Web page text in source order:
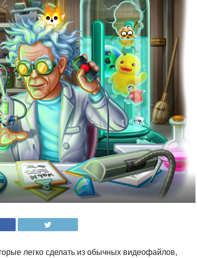
легко сделать из обычных видеофайлов,